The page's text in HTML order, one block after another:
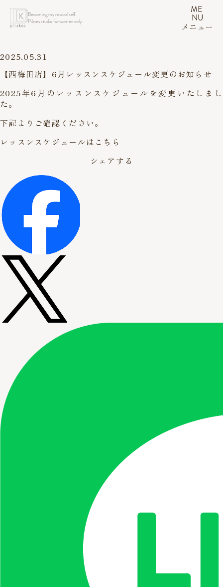
Becoming my neutral self.
Pilates studio for women only.
ME
NU
メニュー
2025.05.31
【西梅田店】6月レッスンスケジュール変更のお知らせ
2025年6月のレッスンスケジュールを変更いたしまし
た。
下記よりご確認ください。
レッスンスケジュールはこちら
シェアする